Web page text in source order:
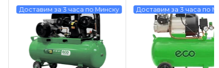
Доставим за 3 часа по Минску Доставим за 3 часа по